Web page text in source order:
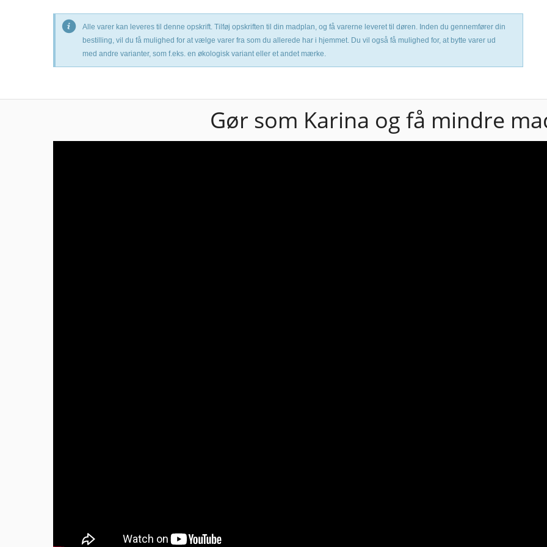
Alle varer kan leveres til denne opskrift. Tilføj opskriften til din madplan, og få varerne leveret til døren. Inden du gennemfører din
bestilling, vil du få mulighed for at vælge varer fra som du allerede har i hjemmet. Du vil også få mulighed for, at bytte varer ud
med andre varianter, som f.eks. en økologisk variant eller et andet mærke.
Gør som Karina og få mindre